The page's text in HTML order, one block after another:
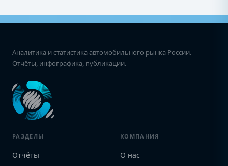
Аналитика и статистика автомобильного рынка России.
Отчёты, инфографика, публикации.
РАЗДЕЛЫ
Отчёты
КОМПАНИЯ
О нас